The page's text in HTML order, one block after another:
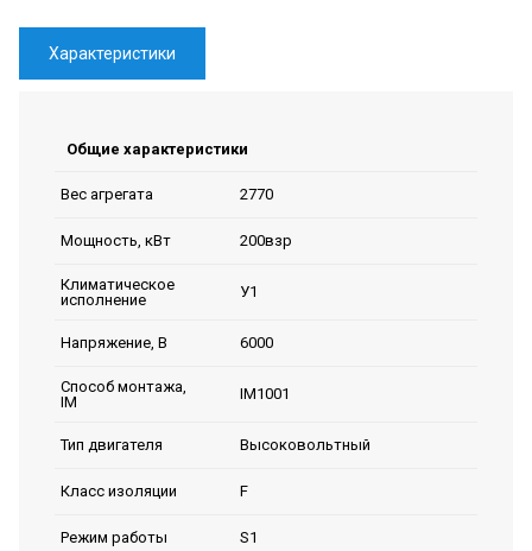
Характеристики
Общие характеристики
Вес агрегата 2770
Мощность, кВт 200взр
Климатическое
исполнение
У1
Напряжение, В 6000
Способ монтажа,
IM
IM1001
Тип двигателя Высоковольтный
Класс изоляции F
Режим работы S1